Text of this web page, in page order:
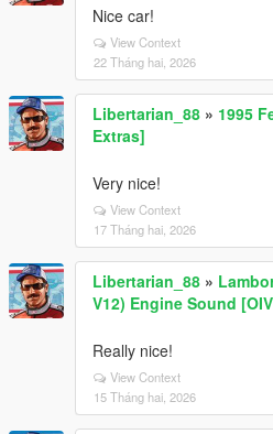
Nice car!
View Context
22 Tháng hai, 2026
Libertarian_88 » 1995
Extras]
Very nice!
View Context
17 Tháng hai, 2026
Libertarian_88 »
V12) Engine Sound
Really nice!
View Context
15 Tháng hai, 2026